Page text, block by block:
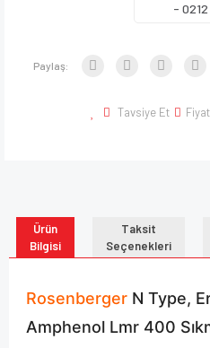
-
Paylaş:
Tavsiye Et
Ürün
Bilgisi
Taksit
Seçenekleri
Rosenberger N Type,
Amphenol Lmr 400